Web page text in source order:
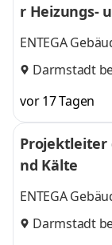
r Heizungs-
ENTEGA
Darmstadt
vor 17 Tagen
Projektleiter
nd Kälte
ENTEGA
Darmstadt